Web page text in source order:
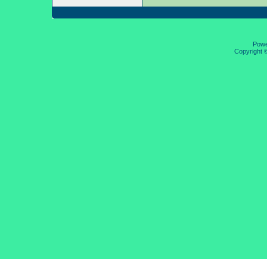
Copyright